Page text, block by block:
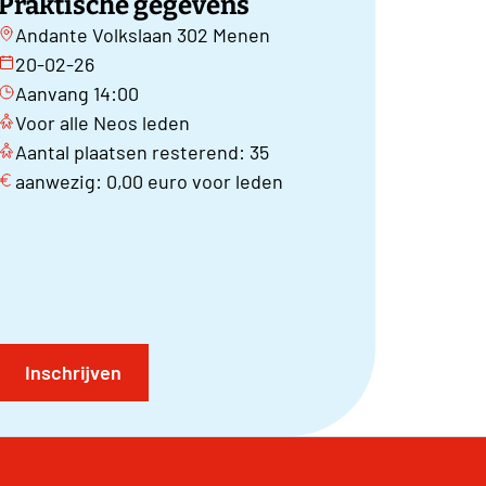
Andante Volkslaan 302 Menen
20-02-26
Aanvang 14:00
Voor alle Neos leden
Aantal plaatsen resterend: 35
aanwezig: 0,00 euro voor leden
Inschrijven